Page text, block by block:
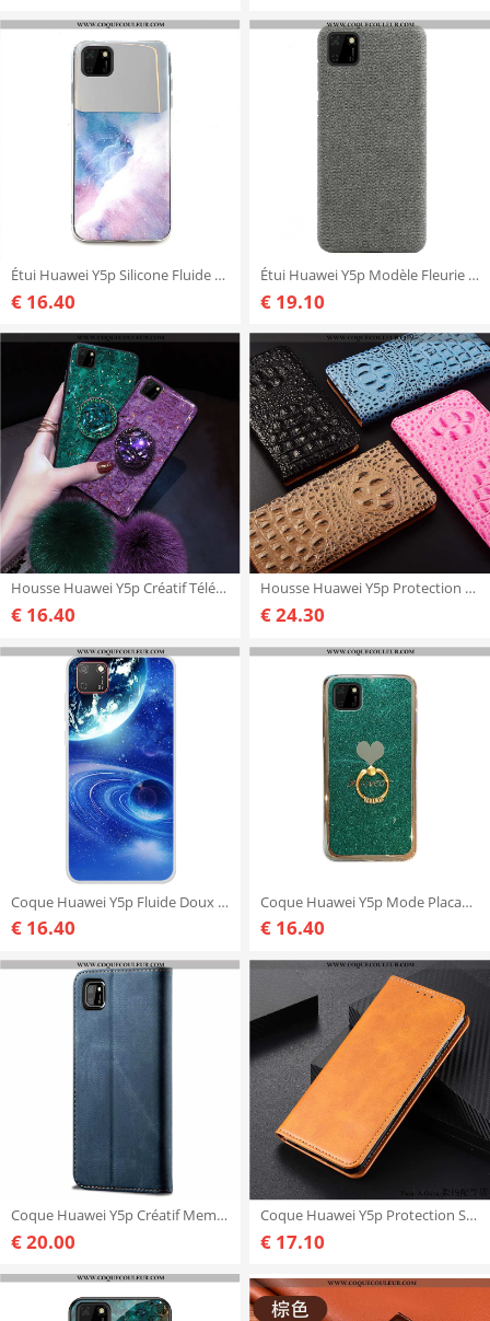
Étui Huawei Y5p Silicone Fluide Doux 2020, Coque Huawei Y5p Protection Multicolore Coloré
€ 16.40
Étui Huawei Y5p Modèle Fleurie Légère Légères, Coque Huawei Y5p Protection Gris
€ 19.10
Housse Huawei Y5p Créatif Téléphone Portable Charmant, Étui Huawei Y5p Dessin Animé Délavé En Daim V
€ 16.40
Housse Huawei Y5p Protection Kaki Modèle Fleurie, Étui Huawei Y5p Cuir Véritable Khaki
€ 24.30
Coque Huawei Y5p Fluide Doux Peinture Coque, Housse Huawei Y5p Protection Tendance Bleu
€ 16.40
Coque Huawei Y5p Mode Placage Vert, Housse Huawei Y5p Protection Étui Verte
€ 16.40
Coque Huawei Y5p Créatif Membrane Téléphone Portable, Housse Huawei Y5p Portefeuille Tout Compris Bl
€ 20.00
Coque Huawei Y5p Protection Silicone Tout Compris, Housse Huawei Y5p Vintage Jaune
€ 17.10